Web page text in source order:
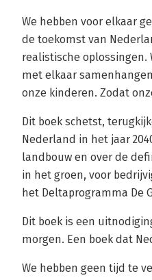
We hebben voor elkaar
de toekomst van
realistische oplossingen.
met elkaar
onze kinderen. Zodat
Dit boek schetst,
Nederland in het jaar
landbouw en over de
in het groen, voor
het Deltaprogramma De
Dit boek is een
morgen. Een boek dat
We hebben geen tijd te